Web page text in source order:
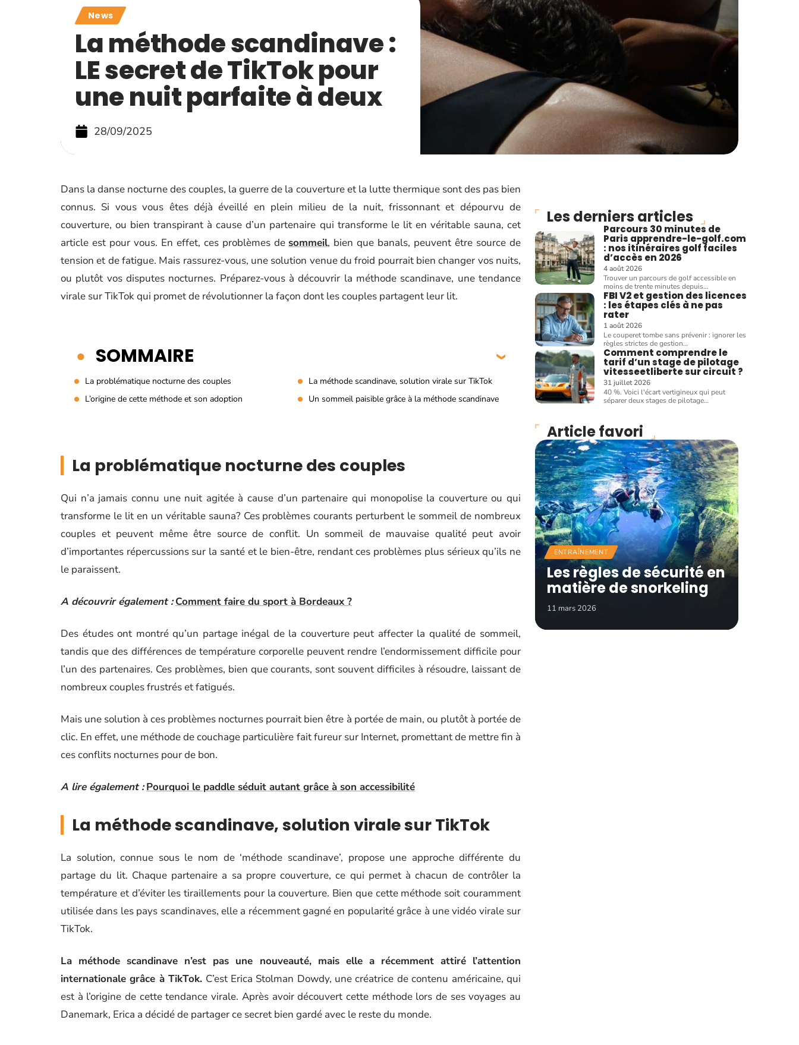
News
La méthode scandinave :
LE secret de TikTok pour
une nuit parfaite à deux
28/09/2025
Dans la danse nocturne des couples, la guerre de la couverture et la lutte thermique sont des pas bien
connus. Si vous vous êtes déjà éveillé en plein milieu de la nuit, frissonnant et dépourvu de
couverture, ou bien transpirant à cause d’un partenaire qui transforme le lit en véritable sauna, cet
article est pour vous. En effet, ces problèmes de sommeil, bien que banals, peuvent être source de
tension et de fatigue. Mais rassurez-vous, une solution venue du froid pourrait bien changer vos nuits,
ou plutôt vos disputes nocturnes. Préparez-vous à découvrir la méthode scandinave, une tendance
virale sur TikTok qui promet de révolutionner la façon dont les couples partagent leur lit.
SOMMAIRE
La problématique nocturne des couples
La méthode scandinave, solution virale sur TikTok
L’origine de cette méthode et son adoption
Un sommeil paisible grâce à la méthode scandinave
La problématique nocturne des couples
Qui n’a jamais connu une nuit agitée à cause d’un partenaire qui monopolise la couverture ou qui
transforme le lit en un véritable sauna? Ces problèmes courants perturbent le sommeil de nombreux
couples et peuvent même être source de conflit. Un sommeil de mauvaise qualité peut avoir
d’importantes répercussions sur la santé et le bien-être, rendant ces problèmes plus sérieux qu’ils ne
le paraissent.
A découvrir également : Comment faire du sport à Bordeaux ?
Des études ont montré qu’un partage inégal de la couverture peut affecter la qualité de sommeil,
tandis que des différences de température corporelle peuvent rendre l’endormissement difficile pour
l’un des partenaires. Ces problèmes, bien que courants, sont souvent difficiles à résoudre, laissant de
nombreux couples frustrés et fatigués.
Mais une solution à ces problèmes nocturnes pourrait bien être à portée de main, ou plutôt à portée de
clic. En effet, une méthode de couchage particulière fait fureur sur Internet, promettant de mettre fin à
ces conflits nocturnes pour de bon.
A lire également : Pourquoi le paddle séduit autant grâce à son accessibilité
La méthode scandinave, solution virale sur TikTok
La solution, connue sous le nom de ‘méthode scandinave’, propose une approche différente du
partage du lit. Chaque partenaire a sa propre couverture, ce qui permet à chacun de contrôler la
température et d’éviter les tiraillements pour la couverture. Bien que cette méthode soit couramment
utilisée dans les pays scandinaves, elle a récemment gagné en popularité grâce à une vidéo virale sur
TikTok.
La méthode scandinave n’est pas une nouveauté, mais elle a récemment attiré l’attention
internationale grâce à TikTok. C’est Erica Stolman Dowdy, une créatrice de contenu américaine, qui
est à l’origine de cette tendance virale. Après avoir découvert cette méthode lors de ses voyages au
Danemark, Erica a décidé de partager ce secret bien gardé avec le reste du monde.
Les derniers articles
Parcours 30 minutes de
Paris apprendre-le-golf.com
: nos itinéraires golf faciles
d’accès en 2026
4 août 2026
Trouver un parcours de golf accessible en
moins de trente minutes depuis…
FBI V2 et gestion des licences
: les étapes clés à ne pas
rater
1 août 2026
Le couperet tombe sans prévenir : ignorer les
règles strictes de gestion…
Comment comprendre le
tarif d’un stage de pilotage
vitesseetliberte sur circuit ?
31 juillet 2026
40 %. Voici l'écart vertigineux qui peut
séparer deux stages de pilotage…
Article favori
ENTRAÎNEMENT
Les règles de sécurité en
matière de snorkeling
11 mars 2026